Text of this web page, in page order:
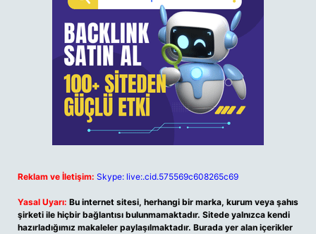
Reklam ve İletişim: Skype: live:.cid.575569c608265c69
Yasal Uyarı: Bu internet sitesi, herhangi bir marka, kurum veya şahıs
şirketi ile hiçbir bağlantısı bulunmamaktadır. Sitede yalnızca kendi
hazırladığımız makaleler paylaşılmaktadır. Burada yer alan içerikler